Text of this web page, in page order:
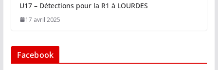
U17 – Détections pour la R1 à LOURDES
17 avril 2025
Facebook